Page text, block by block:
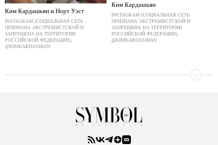
Ким Кардашьян и Норт Уэст
INSTAGRAM (СОЦИАЛЬНАЯ СЕТЬ
ПРИЗНАНА ЭКСТРЕМИСТСКОЙ И
ЗАПРЕЩЕНА НА ТЕРРИТОРИИ
РОССИЙСКОЙ ФЕДЕРАЦИИ),
@KIMKARDASHIAN
Ким Кардашьян
INSTAGRAM (СОЦИАЛЬНАЯ СЕТЬ
ПРИЗНАНА ЭКСТРЕМИСТСКОЙ И
ЗАПРЕЩЕНА НА ТЕРРИТОРИИ
РОССИЙСКОЙ ФЕДЕРАЦИИ),
@KIMKARDASHIAN